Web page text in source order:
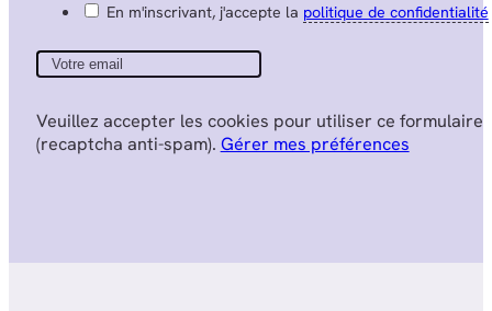
En m'inscrivant, j'accepte la politique de confidentialité
Veuillez accepter les cookies pour utiliser ce formulaire
(recaptcha anti-spam). Gérer mes préférences